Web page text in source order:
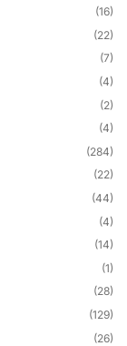
(16)
(22)
(7)
(4)
(2)
(4)
(284)
(22)
(44)
(4)
(14)
(1)
(28)
(129)
(26)